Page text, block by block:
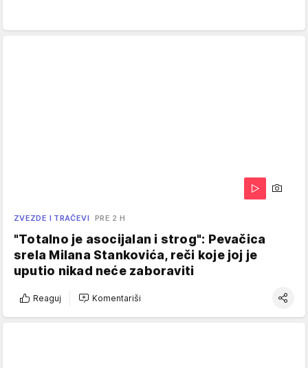
ZVEZDE I TRAČEVI PRE 2 H
"Totalno je asocijalan i strog": Pevačica
srela Milana Stankovića, reči koje joj je
uputio nikad neće zaboraviti
Reaguj Komentariši